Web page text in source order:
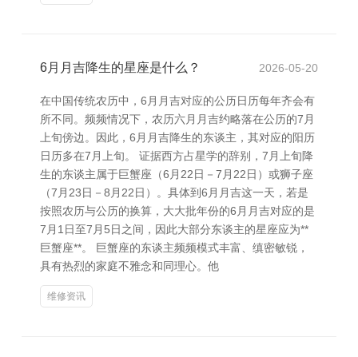
6月月吉降生的星座是什么？ 2026-05-20
在中国传统农历中，6月月吉对应的公历日历每年齐会有
所不同。频频情况下，农历六月月吉约略落在公历的7月
上旬傍边。因此，6月月吉降生的东谈主，其对应的阳历
日历多在7月上旬。 证据西方占星学的辞别，7月上旬降
生的东谈主属于巨蟹座（6月22日－7月22日）或狮子座
（7月23日－8月22日）。具体到6月月吉这一天，若是
按照农历与公历的换算，大大批年份的6月月吉对应的是
7月1日至7月5日之间，因此大部分东谈主的星座应为**
巨蟹座**。 巨蟹座的东谈主频频模式丰富、缜密敏锐，
具有热烈的家庭不雅念和同理心。他
维修资讯